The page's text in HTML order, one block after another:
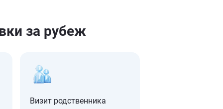
за рубеж
Визит родственника